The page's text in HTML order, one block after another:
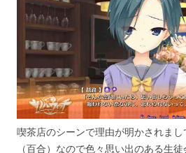
喫茶店のシーンで理由が明かされま
（百合）なので色々思い出のある生